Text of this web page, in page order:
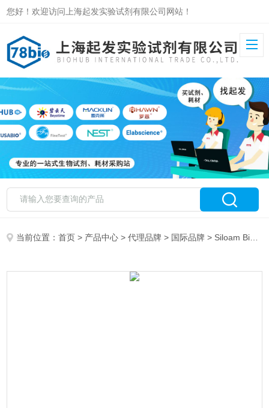
您好！欢迎访问上海起发实验试剂有限公司网站！
当前位置：首页 > 产品中心 >代理品牌 > 国际品牌 > Siloam Biosciences 特约代理